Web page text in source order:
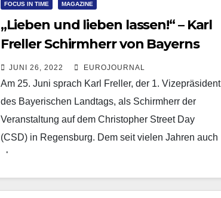
FOCUS IN TIME MAGAZINE
„Lieben und lieben lassen!“ – Karl
Freller Schirmherr von Bayerns
CSDs
JUNI 26, 2022 EUROJOURNAL
Am 25. Juni sprach Karl Freller, der 1. Vizepräsident
des Bayerischen Landtags, als Schirmherr der
Veranstaltung auf dem Christopher Street Day
(CSD) in Regensburg. Dem seit vielen Jahren auch
als…